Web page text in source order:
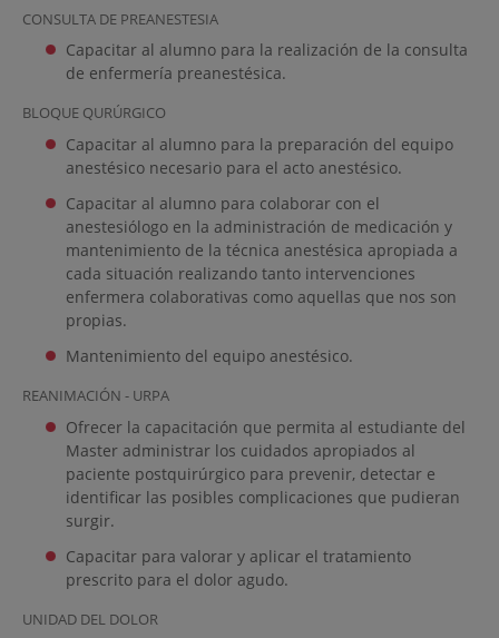
CONSULTA DE PREANESTESIA
Capacitar al alumno para la realización de la consulta
de enfermería preanestésica.
BLOQUE QURÚRGICO
Capacitar al alumno para la preparación del equipo
anestésico necesario para el acto anestésico.
Capacitar al alumno para colaborar con el
anestesiólogo en la administración de medicación y
mantenimiento de la técnica anestésica apropiada a
cada situación realizando tanto intervenciones
enfermera colaborativas como aquellas que nos son
propias.
Mantenimiento del equipo anestésico.
REANIMACIÓN - URPA
Ofrecer la capacitación que permita al estudiante del
Master administrar los cuidados apropiados al
paciente postquirúrgico para prevenir, detectar e
identificar las posibles complicaciones que pudieran
surgir.
Capacitar para valorar y aplicar el tratamiento
prescrito para el dolor agudo.
UNIDAD DEL DOLOR